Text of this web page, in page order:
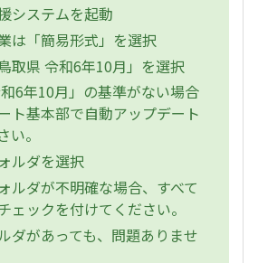
システムを起動
は「簡易形式」を選択
取県 令和6年10月」を選択
6年10月」の基準がない場合
ト基本部で自動アップデート
い。
ルダを選択
ルダが不明確な場合、すべて
ェックを付けてください。
ダがあっても、問題ありませ